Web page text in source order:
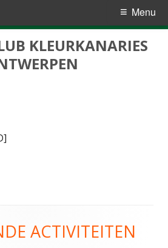
KLEURKANARIES
Menu
ACTIVITEITEN